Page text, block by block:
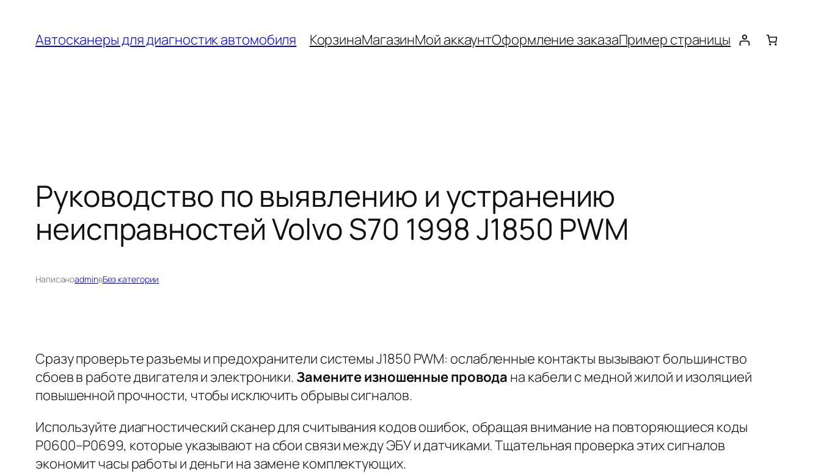
содержимому
Автосканеры для диагностик автомобиля КорзинаМагазинМой аккаунтОформление заказаПример страницы
Руководство по выявлению и устранению
неисправностей Volvo S70 1998 J1850 PWM
НаписаноadminвБез категории
Сразу проверьте разъемы и предохранители системы J1850 PWM: ослабленные контакты вызывают большинство
сбоев в работе двигателя и электроники. Замените изношенные провода на кабели с медной жилой и изоляцией
повышенной прочности, чтобы исключить обрывы сигналов.
Используйте диагностический сканер для считывания кодов ошибок, обращая внимание на повторяющиеся коды
P0600–P0699, которые указывают на сбои связи между ЭБУ и датчиками.Тщательная проверка этих сигналов
экономит часы работы и деньги на замене комплектующих.